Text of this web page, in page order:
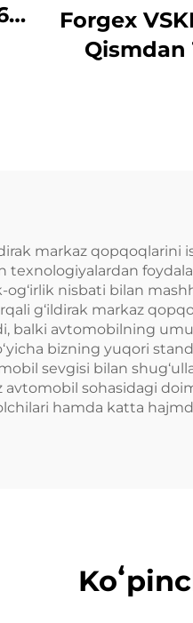
Forgex
Qismdan
GS300 S13
markaz
nisbati bilan
g‘ildirak markaz
balki avtomobilning
bizning yuqori
sevgisi bilan
sohasidagi
hamda katta